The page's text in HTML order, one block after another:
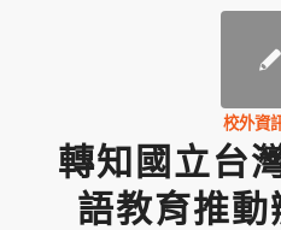
校外資
轉知國立台
語教育推